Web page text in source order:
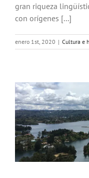
gran riqueza
con orígenes [...]
enero 1st, 2020 | Cultura e